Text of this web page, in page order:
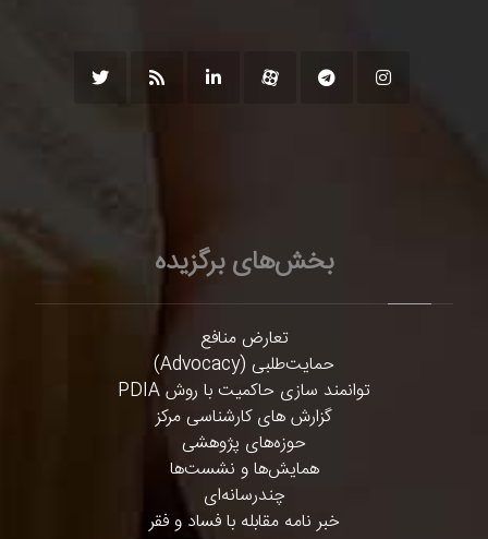
بخش‌های برگزیده
تعارض منافع
حمایت‌طلبی (Advocacy)
توانمند سازی حاکمیت با روش PDIA
گزارش های کارشناسی مرکز
حوزه‌های پژوهشی
همایش‌ها و نشست‌ها
چندرسانه‌ای
خبر نامه مقابله با فساد و فقر